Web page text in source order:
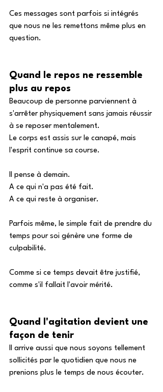
Ces messages sont parfois si intégrés
que nous ne les remettons même plus en
question.
Quand le repos ne ressemble
plus au repos
Beaucoup de personne parviennent à
s'arrêter physiquement sans jamais réussir
à se reposer mentalement.
Le corps est assis sur le canapé, mais
l'esprit continue sa course.
Il pense à demain.
A ce qui n'a pas été fait.
A ce qui reste à organiser.
Parfois même, le simple fait de prendre du
temps pour soi génère une forme de
culpabilité.
Comme si ce temps devait être justifié,
comme s'il fallait l'avoir mérité.
Quand l'agitation devient une
façon de tenir
Il arrive aussi que nous soyons tellement
sollicités par le quotidien que nous ne
prenions plus le temps de nous écouter.